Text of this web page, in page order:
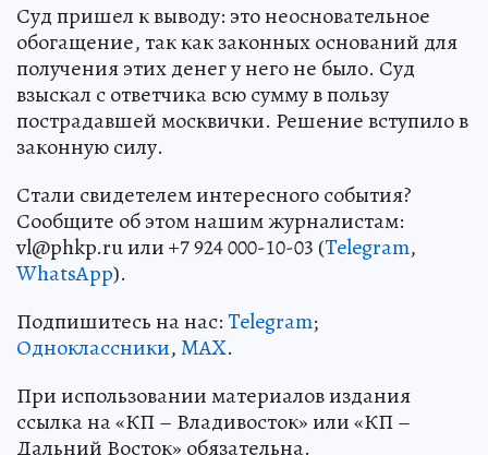
Суд пришел к выводу: это неосновательное
обогащение, так как законных оснований для
получения этих денег у него не было. Суд
взыскал с ответчика всю сумму в пользу
пострадавшей москвички. Решение вступило в
законную силу.
Стали свидетелем интересного события?
Сообщите об этом нашим журналистам:
vl@phkp.ru или +7 924 000-10-03 (Telegram,
WhatsApp).
Подпишитесь на нас:Telegram;
Одноклассники,MAX.
При использовании материалов издания
ссылка на «КП – Владивосток» или «КП –
Дальний Восток» обязательна.